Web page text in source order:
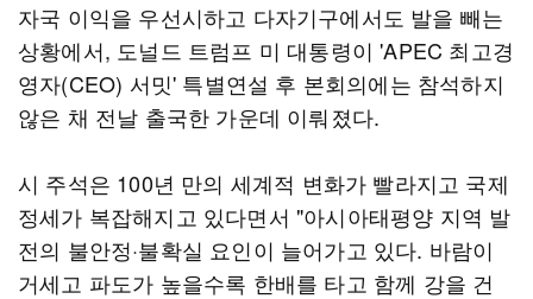
자국 이익을 우선시하고 다자기구에서도 발을 빼는
상황에서, 도널드 트럼프 미 대통령이 'APEC 최고경
영자(CEO) 서밋' 특별연설 후 본회의에는 참석하지
않은 채 전날 출국한 가운데 이뤄졌다.
시 주석은 100년 만의 세계적 변화가 빨라지고 국제
정세가 복잡해지고 있다면서 "아시아태평양 지역 발
전의 불안정·불확실 요인이 늘어가고 있다. 바람이
거세고 파도가 높을수록 한배를 타고 함께 강을 건